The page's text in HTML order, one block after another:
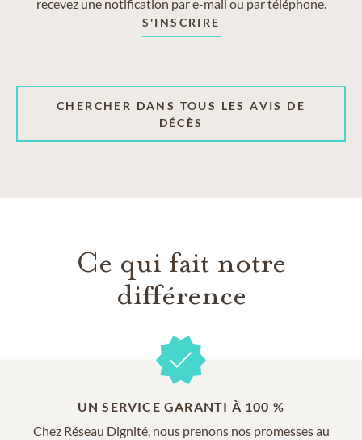
recevez une notification par e-mail ou par téléphone.
S'INSCRIRE
CHERCHER DANS TOUS LES AVIS DE
DÉCÈS
Ce qui fait notre
différence
UN SERVICE GARANTI À 100 %
Chez Réseau Dignité, nous prenons nos promesses au